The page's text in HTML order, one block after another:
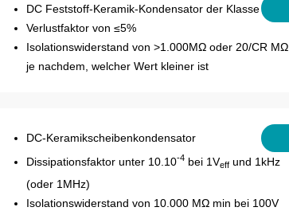
DC Feststoff-Keramik-Kondensator der Klasse 3
Verlustfaktor von ≤5%
Isolationswiderstand von >1.000MΩ oder 20/CR MΩ,
je nachdem, welcher Wert kleiner ist
DC-Keramikscheibenkondensator
Dissipationsfaktor unter 10.10-4bei 1Veffund 1kHz
(oder 1MHz)
Isolationswiderstand von 10.000 MΩ min bei 100V